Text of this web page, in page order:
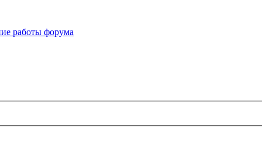
работы форума